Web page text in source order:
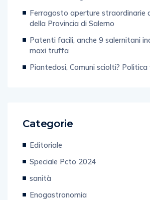
Ferragosto aperture straordinarie
della Provincia di Salerno
Patenti facili, anche 9 salernitani
maxi truffa
Piantedosi, Comuni sciolti? Politica
Categorie
Editoriale
Speciale Pcto 2024
sanità
Enogastronomia